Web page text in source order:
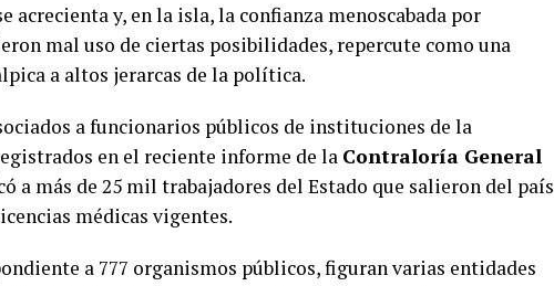
acrecienta y, en la isla, la confianza menoscabada por
mal uso de ciertas posibilidades, repercute como una
a altos jerarcas de la política.
a funcionarios públicos de instituciones de la
en el reciente informe de la Contraloría General
a más de 25 mil trabajadores del Estado que salieron del país
médicas vigentes.
a 777 organismos públicos, figuran varias entidades